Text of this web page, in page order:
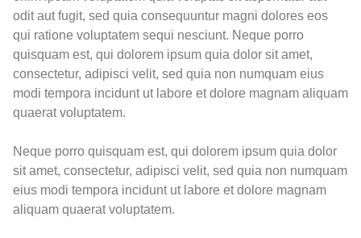
odit aut fugit, sed quia consequuntur magni dolores eos
qui ratione voluptatem sequi nesciunt. Neque porro
quisquam est, qui dolorem ipsum quia dolor sit amet,
consectetur, adipisci velit, sed quia non numquam eius
modi tempora incidunt ut labore et dolore magnam aliquam
quaerat voluptatem.
Neque porro quisquam est, qui dolorem ipsum quia dolor
sit amet, consectetur, adipisci velit, sed quia non numquam
eius modi tempora incidunt ut labore et dolore magnam
aliquam quaerat voluptatem.